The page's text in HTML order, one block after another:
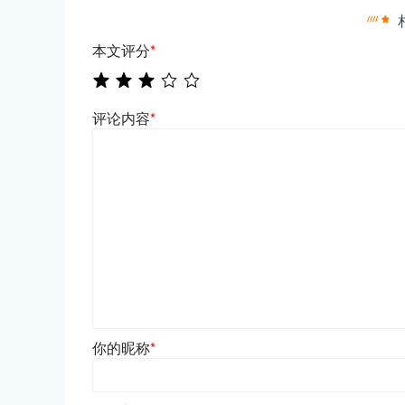
本文评分*
评论内容*
你的昵称*